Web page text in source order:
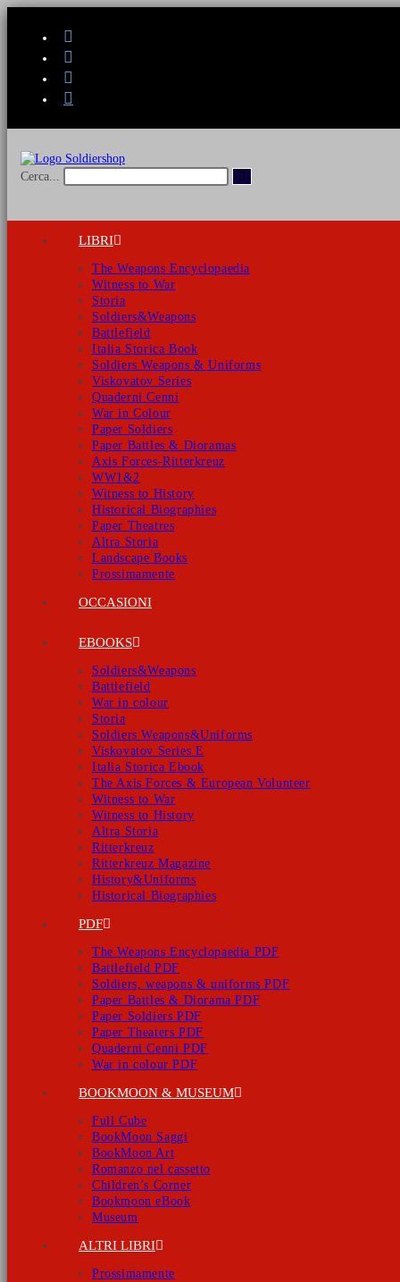
Cerca...
ricerca
LIBRI
The Weapons Encyclopaedia
Witness to War
Storia
Soldiers&Weapons
Battlefield
Italia Storica Book
Soldiers Weapons & Uniforms
Viskovatov Series
Quaderni Cenni
War in Colour
Paper Soldiers
Paper Battles & Dioramas
Axis Forces-Ritterkreuz
WW1&2
Witness to History
Historical Biographies
Paper Theatres
Altra Storia
Landscape Books
Prossimamente
OCCASIONI
EBOOKS
Soldiers&Weapons
Battlefield
War in colour
Storia
Soldiers Weapons&Uniforms
Viskovatov Series E
Italia Storica Ebook
The Axis Forces & European Volunteer
Witness to War
Witness to History
Altra Storia
Ritterkreuz
Ritterkreuz Magazine
History&Uniforms
Historical Biographies
PDF
The Weapons Encyclopaedia PDF
Battlefield PDF
Soldiers, weapons & uniforms PDF
Paper Battles & Diorama PDF
Paper Soldiers PDF
Paper Theaters PDF
Quaderni Cenni PDF
War in colour PDF
BOOKMOON & MUSEUM
Full Cube
BookMoon Saggi
BookMoon Art
Romanzo nel cassetto
Children’s Corner
Bookmoon eBook
Museum
ALTRI LIBRI
Prossimamente